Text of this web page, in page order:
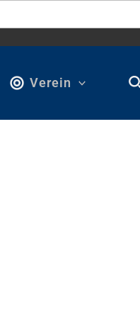
Verein